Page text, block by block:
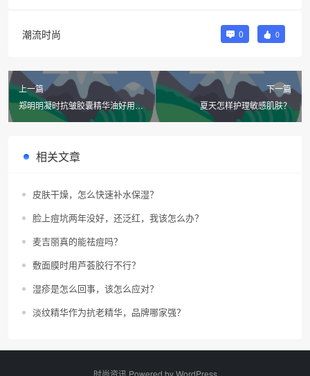
潮流时尚 0 0
上一篇
郑明明凝时抗皱胶囊精华油好用
下一篇
夏天怎样护理敏感肌肤？
相关文章
皮肤干燥，怎么快速补水保湿？
脸上痘坑两年没好，还泛红，我该怎么办？
麦吉丽真的能祛痘吗？
敷面膜时用芦荟胶行不行？
湿疹是怎么回事，该怎么应对？
淡纹精华作为抗老精华，品牌哪家强？